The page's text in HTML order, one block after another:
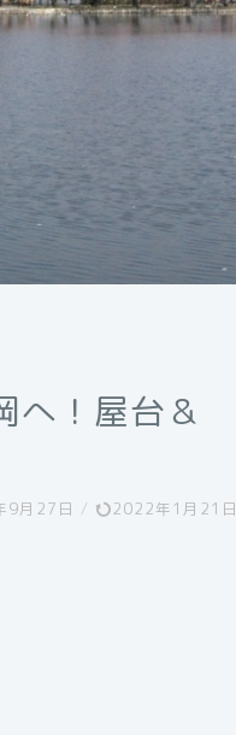
へ！屋台＆
9月27日 / 2022年1月21日